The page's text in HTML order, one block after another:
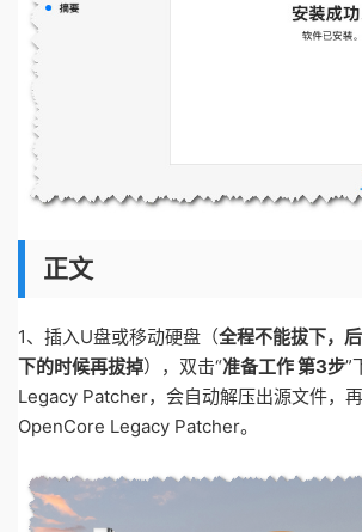
正文
1、插入U盘或移动硬盘（全程不能拔下，
下的时候再拔掉），双击“准备工作 第3步”
Legacy Patcher，会自动解压出源文件，
OpenCore Legacy Patcher。